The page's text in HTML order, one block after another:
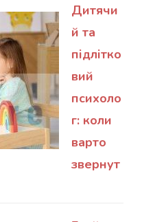
Дитячи
й та
підлітко
вий
психоло
г: коли
варто
звернут